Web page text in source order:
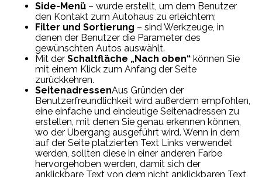
Side-Menü – wurde erstellt, um dem Benutzer
den Kontakt zum Autohaus zu erleichtern;
Filter und Sortierung – sind Werkzeuge, in
denen der Benutzer die Parameter des
gewünschten Autos auswählt.
Mit der Schaltfläche „Nach oben“ können Sie
mit einem Klick zum Anfang der Seite
zurückkehren.
SeitenadressenAus Gründen der
Benutzerfreundlichkeit wird außerdem empfohlen,
eine einfache und eindeutige Seitenadressen zu
erstellen, mit denen Sie genau erkennen können,
wo der Übergang ausgeführt wird. Wenn in dem
auf der Seite platzierten Text Links verwendet
werden, sollten diese in einer anderen Farbe
hervorgehoben werden, damit sich der
anklickbare Text von dem nicht anklickbaren Text